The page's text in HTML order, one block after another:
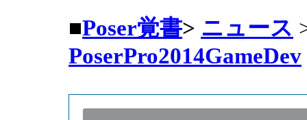
■Poser覚書> ニュース
PoserPro2014GameDev